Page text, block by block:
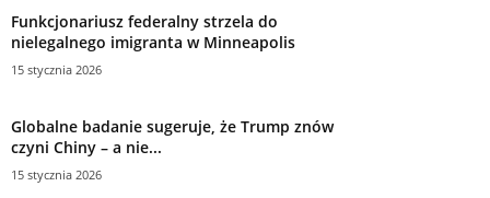
Funkcjonariusz federalny strzela do
nielegalnego imigranta w Minneapolis
15 stycznia 2026
Globalne badanie sugeruje, że Trump znów
czyni Chiny – a nie...
15 stycznia 2026